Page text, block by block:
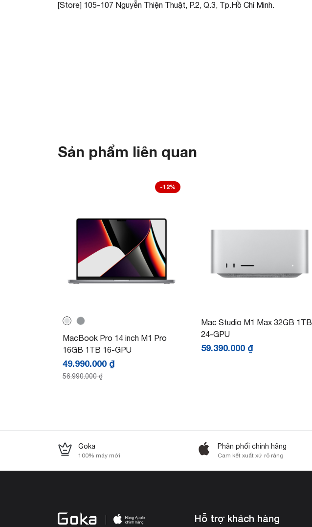
[Store] 105-107 Nguyễn Thiện Thuật, P.2, Q.3, Tp.Hồ Chí Minh.
Sản phẩm liên quan
-12%
MacBook Pro 14 inch M1 Pro
16GB 1TB 16-GPU
49.990.000 ₫
56.990.000₫
Mac Studio M1 Max 32GB 1TB
24-GPU
59.390.000 ₫
Goka
100% máy mới
Phân phối chính hãng
Cam kết xuất xứ rõ ràng
Hỗ trợ khách hàng